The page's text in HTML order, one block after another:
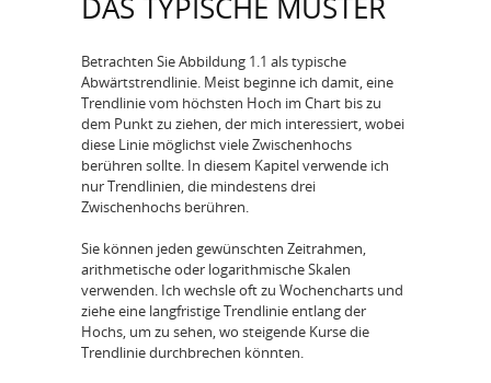
Betrachten Sie Abbildung 1.1 als typische
Abwärtstrendlinie. Meist beginne ich damit, eine
Trendlinie vom höchsten Hoch im Chart bis zu
dem Punkt zu ziehen, der mich interessiert, wobei
diese Linie möglichst viele Zwischenhochs
berühren sollte. In diesem Kapitel verwende ich
nur Trendlinien, die mindestens drei
Zwischenhochs berühren.
Sie können jeden gewünschten Zeitrahmen,
arithmetische oder logarithmische Skalen
verwenden. Ich wechsle oft zu Wochencharts und
ziehe eine langfristige Trendlinie entlang der
Hochs, um zu sehen, wo steigende Kurse die
Trendlinie durchbrechen könnten.